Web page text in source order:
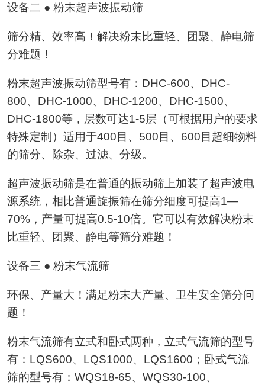
设备二 ● 粉末超声波振动筛
筛分精、效率高！解决粉末比重轻、团聚、静电筛
分难题！
粉末超声波振动筛型号有：DHC-600、DHC-
800、DHC-1000、DHC-1200、DHC-1500、
DHC-1800等，层数可达1-5层（可根据用户的要求
特殊定制）适用于400目、500目、600目超细物料
的筛分、除杂、过滤、分级。
超声波振动筛是在普通的振动筛上加装了超声波电
源系统，相比普通旋振筛在筛分细度可提高1—
70%，产量可提高0.5-10倍。它可以有效解决粉末
比重轻、团聚、静电等筛分难题！
设备三 ● 粉末气流筛
环保、产量大！满足粉末大产量、卫生安全筛分问
题！
粉末气流筛有立式和卧式两种，立式气流筛的型号
有：LQS600、LQS1000、LQS1600；卧式气流
筛的型号有：WQS18-65、WQS30-100、